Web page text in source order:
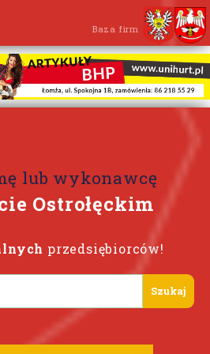
Baza firm
lub wykonawcę
Ostrołęckim
przedsiębiorców!